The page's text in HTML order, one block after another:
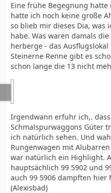
Eine frühe Begegnung hatte
hatte ich noch keine große
so blieb mir dieses Dia, was
habe. Was waren damals
herberge - das
Steinerne Renne gibt es
schon lange die 13 nicht
Irgendwann erfuhr ich,.
Schmalspurwaggons Güter
ich natürlich sehen. Und
Rungenwagen mit
war natürlich ein Highlight.
hauptsächlich 99 5902 und
auch 99 5906 dampften hier
(Alexisbad)